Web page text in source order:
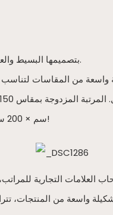
تتميز مراتب سلسلة Easy Go بتصميمها البسيط والعصري وألوانها المتناسقة مع سطحها العلوي المحكم، مما يجعلها مناسبة لمختلف استخدامات غرف النوم.
سم × 200 سم هي الخيار الأمثل لغرف النوم الرئيسية في الفيلات. إذا كنتم ترغبون في طلب مقاس خاص بكم، فلا تترددوا في التواصل معنا!